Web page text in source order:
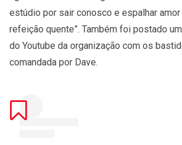
estúdio por sair conosco e espalhar
refeição quente”. Também foi postado
do Youtube da organização com os
comandada por Dave.